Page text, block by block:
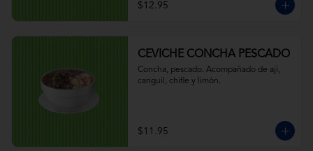
$12.95
CEVICHE CONCHA PESCADO
Concha, pescado. Acompañado de ají,
canguil, chifle y limón.
$11.95